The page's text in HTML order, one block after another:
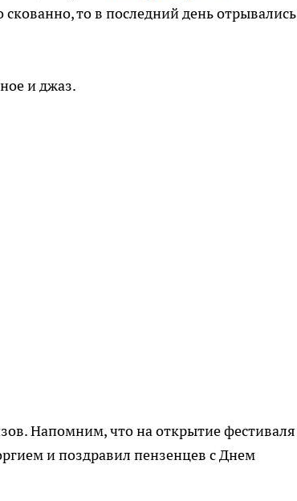
то в последний день отрывались
и джаз.
Напомним, что на открытие фестиваля
и поздравил пензенцев с Днем